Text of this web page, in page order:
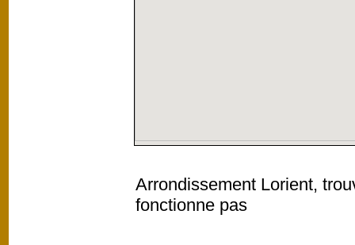
Arrondissement Lorient,
fonctionne pas